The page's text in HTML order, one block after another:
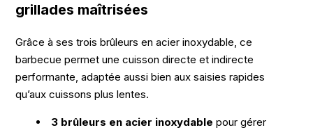
grillades maîtrisées
Grâce à ses trois brûleurs en acier inoxydable, ce
barbecue permet une cuisson directe et indirecte
performante, adaptée aussi bien aux saisies rapides
qu’aux cuissons plus lentes.
3 brûleurs en acier inoxydable pour gérer